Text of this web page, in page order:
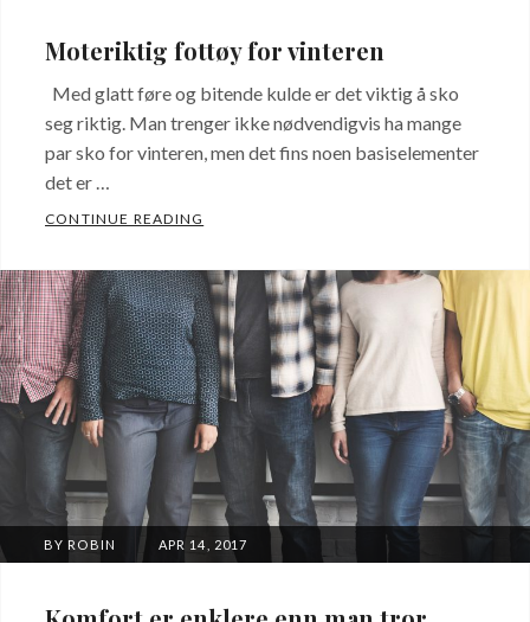
Moteriktig fottøy for vinteren
Med glatt føre og bitende kulde er det viktig å sko
seg riktig. Man trenger ikke nødvendigvis ha mange
par sko for vinteren, men det fins noen basiselementer
det er …
CONTINUE READING
BY ROBIN
POSTED
APR 14, 2017